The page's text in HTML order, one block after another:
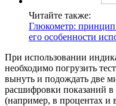
Читайте также:
Глюкометр: принцип
его особенности
При использовании
необходимо погрузить
вынуть и подождать две
расшифровки показаний в
(например, в процентах и